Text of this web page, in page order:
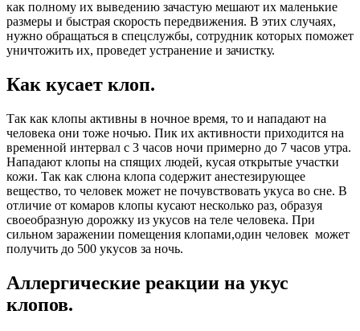
как полному их выведению зачастую мешают их маленькие
размеры и быстрая скорость передвижения. В этих случаях,
нужно обращаться в спецслужбы, сотрудник которых поможет
уничтожить их, проведет устранение и зачистку.
Как кусает клоп.
Так как клопы активны в ночное время, то и нападают на
человека они тоже ночью. Пик их активности приходится на
временной интервал с 3 часов ночи примерно до 7 часов утра.
Нападают клопы на спящих людей, кусая открытые участки
кожи. Так как слюна клопа содержит анестезирующее
вещество, то человек может не почувствовать укуса во сне. В
отличие от комаров клопы кусают несколько раз, образуя
своеобразную дорожку из укусов на теле человека. При
сильном заражении помещения клопами,один человек может
получить до 500 укусов за ночь.
Аллергические реакции на укус
клопов.